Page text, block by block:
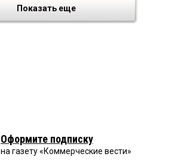
Показать еще
Оформите подписку
на газету «Коммерческие вести»